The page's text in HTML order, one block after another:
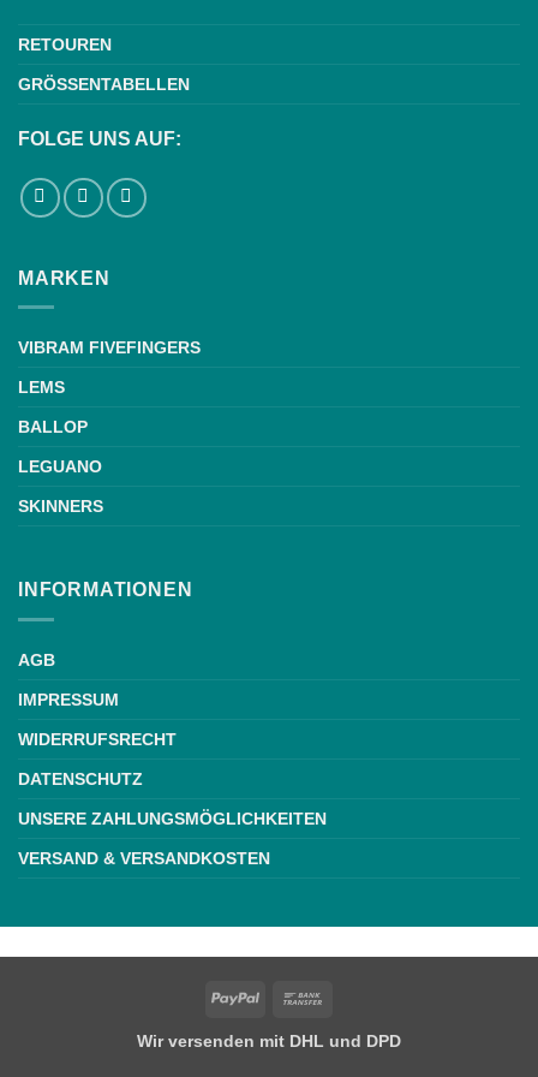
RETOUREN
GRÖSSENTABELLEN
FOLGE UNS AUF:
MARKEN
VIBRAM FIVEFINGERS
LEMS
BALLOP
LEGUANO
SKINNERS
INFORMATIONEN
AGB
IMPRESSUM
WIDERRUFSRECHT
DATENSCHUTZ
UNSERE ZAHLUNGSMÖGLICHKEITEN
VERSAND & VERSANDKOSTEN
PayPal
Wir versenden mit DHL und DPD